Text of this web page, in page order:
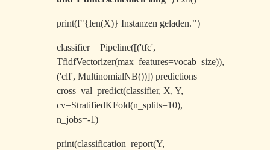
print(f"{len(X)} Instanzen geladen.")
classifier = Pipeline([('tfc',
TfidfVectorizer(max_features=vocab_size)),
('clf', MultinomialNB())]) predictions =
cross_val_predict(classifier, X, Y,
cv=StratifiedKFold(n_splits=10),
n_jobs=-1)
print(classification_report(Y,